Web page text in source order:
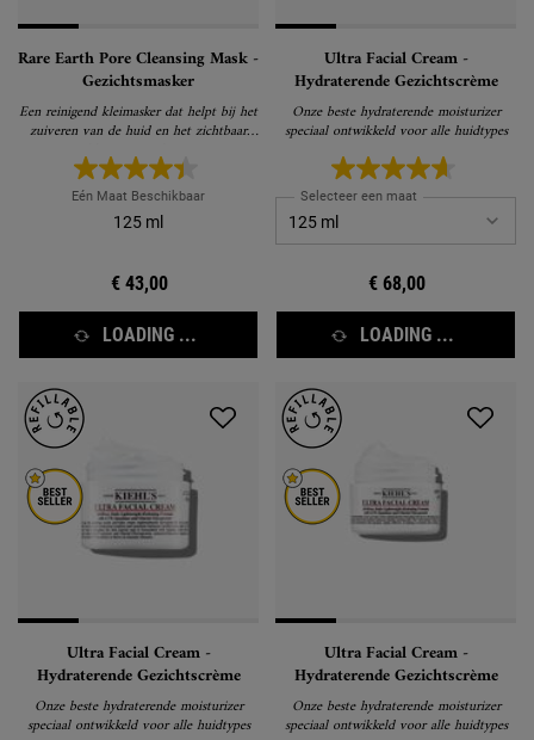
Rare Earth Pore Cleansing Mask -
Gezichtsmasker
Een reinigend kleimasker dat helpt bij het
zuiveren van de huid en het zichtbaar
verkleinen van de poriën
Eén Maat Beschikbaar
125 ml
€ 43,00
LOADING ...
Ultra Facial Cream -
Hydraterende Gezichtscrème
Onze beste hydraterende moisturizer
speciaal ontwikkeld voor alle huidtypes
Selecteer een maat
€ 68,00
LOADING ...
Ultra Facial Cream -
Hydraterende Gezichtscrème
Onze beste hydraterende moisturizer
speciaal ontwikkeld voor alle huidtypes
Ultra Facial Cream -
Hydraterende Gezichtscrème
Onze beste hydraterende moisturizer
speciaal ontwikkeld voor alle huidtypes